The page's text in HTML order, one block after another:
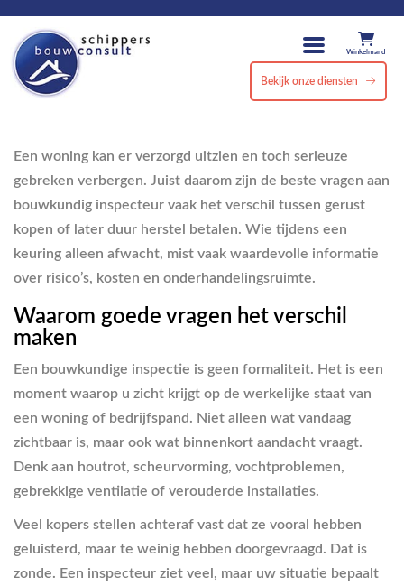
Winkelmand
Bekijk onze diensten
Een woning kan er verzorgd uitzien en toch serieuze
gebreken verbergen. Juist daarom zijn de beste vragen aan
bouwkundig inspecteur vaak het verschil tussen gerust
kopen of later duur herstel betalen. Wie tijdens een
keuring alleen afwacht, mist vaak waardevolle informatie
over risico’s, kosten en onderhandelingsruimte.
Waarom goede vragen het verschil
maken
Een bouwkundige inspectie is geen formaliteit. Het is een
moment waarop u zicht krijgt op de werkelijke staat van
een woning of bedrijfspand. Niet alleen wat vandaag
zichtbaar is, maar ook wat binnenkort aandacht vraagt.
Denk aan houtrot, scheurvorming, vochtproblemen,
gebrekkige ventilatie of verouderde installaties.
Veel kopers stellen achteraf vast dat ze vooral hebben
geluisterd, maar te weinig hebben doorgevraagd. Dat is
zonde. Een inspecteur ziet veel, maar uw situatie bepaalt